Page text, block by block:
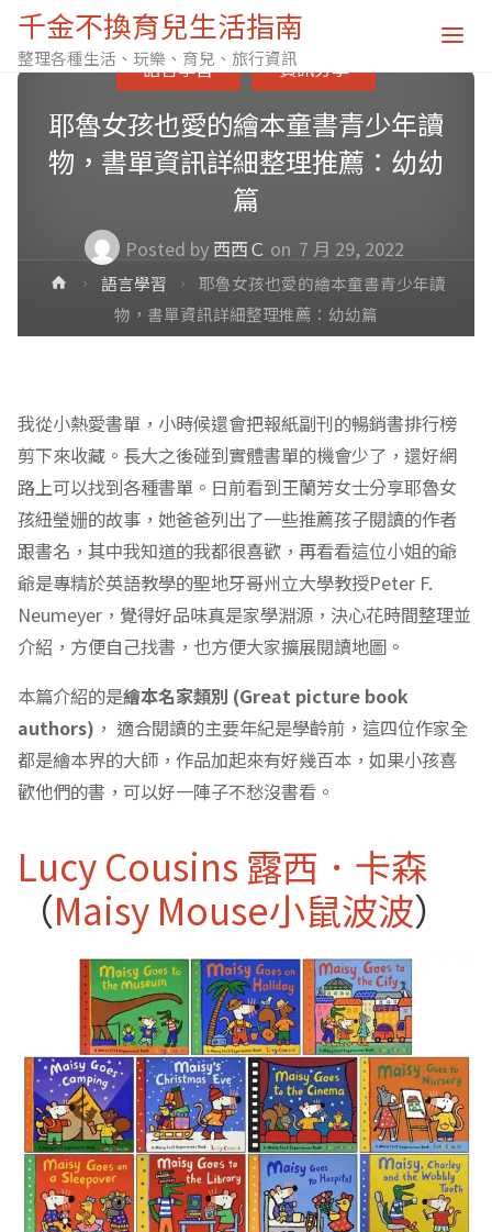
千金不換育兒生活指南
整理各種生活、玩樂、育兒、旅行資訊
耶魯女孩也愛的繪本童書青少年讀
物，書單資訊詳細整理推薦：幼幼
篇
Posted by 西西Ｃ on 7 月 29, 2022
語言學習 資訊分享
Home語言學習
耶魯女孩也愛的繪本童書青少年讀
物，書單資訊詳細整理推薦：幼幼篇
我從小熱愛書單，小時候還會把報紙副刊的暢銷書排行榜
剪下來收藏。長大之後碰到實體書單的機會少了，還好網
路上可以找到各種書單。日前看到王蘭芳女士分享耶魯女
孩紐瑩姗的故事，她爸爸列出了一些推薦孩子閱讀的作者
跟書名，其中我知道的我都很喜歡，再看看這位小姐的爺
爺是專精於英語教學的聖地牙哥州立大學教授Peter F.
Neumeyer，覺得好品味真是家學淵源，決心花時間整理並
介紹，方便自己找書，也方便大家擴展閱讀地圖。
本篇介紹的是繪本名家類別 (Great picture book
authors) ， 適合閱讀的主要年紀是學齡前，這四位作家全
都是繪本界的大師，作品加起來有好幾百本，如果小孩喜
歡他們的書，可以好一陣子不愁沒書看。
Lucy Cousins 露西．卡森
（Maisy Mouse小鼠波波）